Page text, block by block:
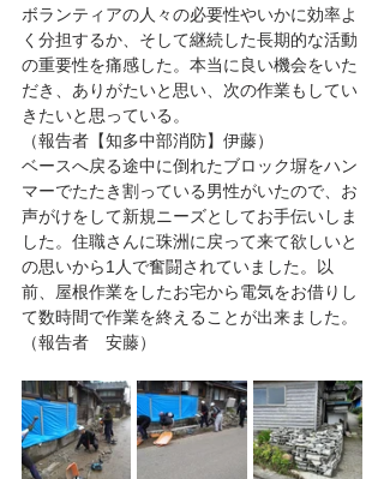
ボランティアの人々の必要性やいかに効率よ
く分担するか、そして継続した長期的な活動
の重要性を痛感した。本当に良い機会をいた
だき、ありがたいと思い、次の作業もしてい
きたいと思っている。
（報告者【知多中部消防】伊藤）
ベースへ戻る途中に倒れたブロック塀をハン
マーでたたき割っている男性がいたので、お
声がけをして新規ニーズとしてお手伝いしま
した。住職さんに珠洲に戻って来て欲しいと
の思いから1人で奮闘されていました。以
前、屋根作業をしたお宅から電気をお借りし
て数時間で作業を終えることが出来ました。
（報告者　安藤）